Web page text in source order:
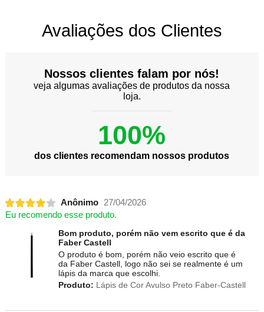
Avaliações dos Clientes
Nossos clientes falam por nós!
veja algumas avaliações de produtos da nossa
loja.
100%
dos clientes recomendam nossos produtos
Anônimo 27/04/2026
Eu recomendo esse produto.
Bom produto, porém não vem escrito que é da
Faber Castell
O produto é bom, porém não veio escrito que é
da Faber Castell, logo não sei se realmente é um
lápis da marca que escolhi.
Produto: Lápis de Cor Avulso Preto Faber-Castell